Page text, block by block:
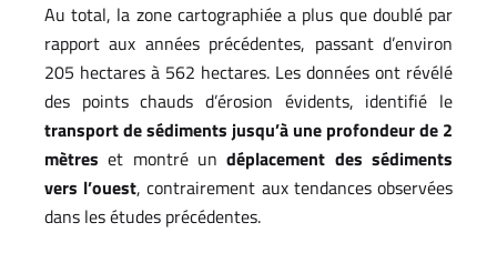
Au total, la zone cartographiée a plus que doublé par
rapport aux années précédentes, passant d’environ
205 hectares à 562 hectares. Les données ont révélé
des points chauds d’érosion évidents, identifié le
transport de sédiments jusqu’à une profondeur de 2
mètres et montré undéplacement des sédiments
vers l’ouest, contrairement aux tendances observées
dans les études précédentes.